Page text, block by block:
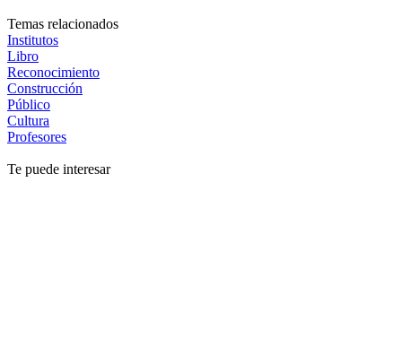
Temas relacionados
Institutos
Libro
Reconocimiento
Construcción
Público
Cultura
Profesores
Te puede interesar